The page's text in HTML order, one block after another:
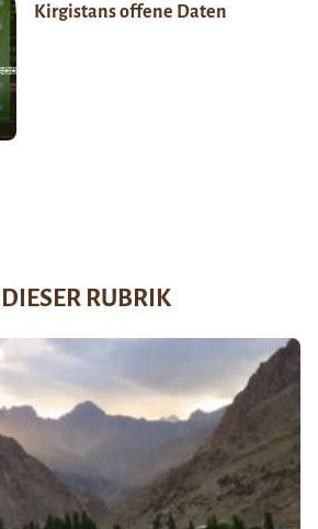
Kirgistans offene Daten
RUBRIK